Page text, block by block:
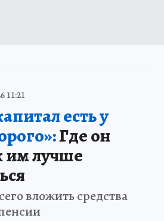
11:21
есть у
Где он
им лучше
вложить средства